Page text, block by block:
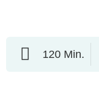
120 Min.